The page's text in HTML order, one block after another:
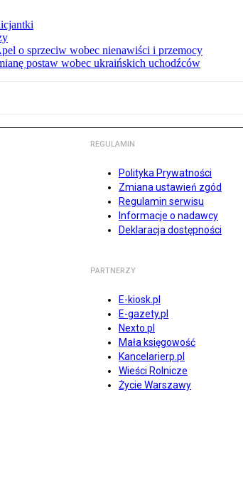
o sprzeciw wobec nienawiści i przemocy
postaw wobec ukraińskich uchodźców
REGULAMIN
Polityka Prywatności
Zmiana ustawień zgód
Regulamin serwisu
Informacje o nadawcy
Deklaracja dostępności
PARTNERZY
E-kiosk.pl
E-gazety.pl
Nexto.pl
Mała księgowość
Kancelarierp.pl
Wieści Rolnicze
Życie Warszawy